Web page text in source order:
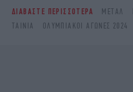
ΔΙΑΒΑΣΤΕ ΠΕΡΙΣΣΟΤΕΡΑ ΜΕΤΑΛ
ΤΑΙΝΊΑ
ΟΛΥΜΠΙΑΚΟΙ ΑΓΩΝΕΣ 2024